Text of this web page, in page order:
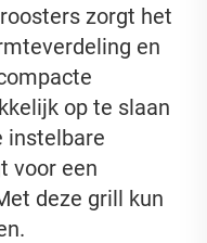
zorgt het
en
op te slaan
instelbare
voor een
deze grill kun